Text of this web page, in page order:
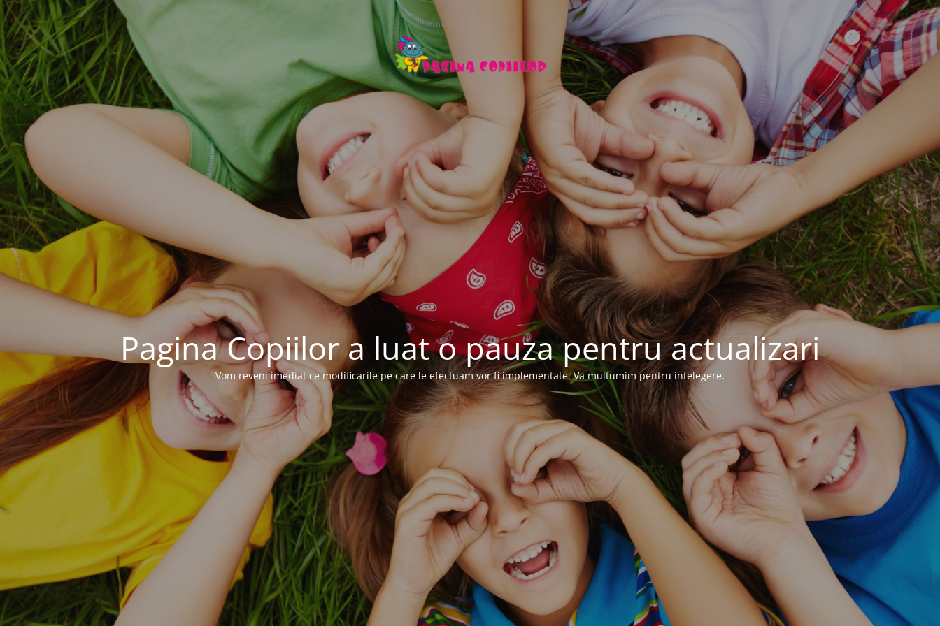
Pagina Copiilor a luat o pauza pentru actualizari
Vom reveni imediat ce modificarile pe care le efectuam vor fi implementate. Va multumim pentru intelegere.